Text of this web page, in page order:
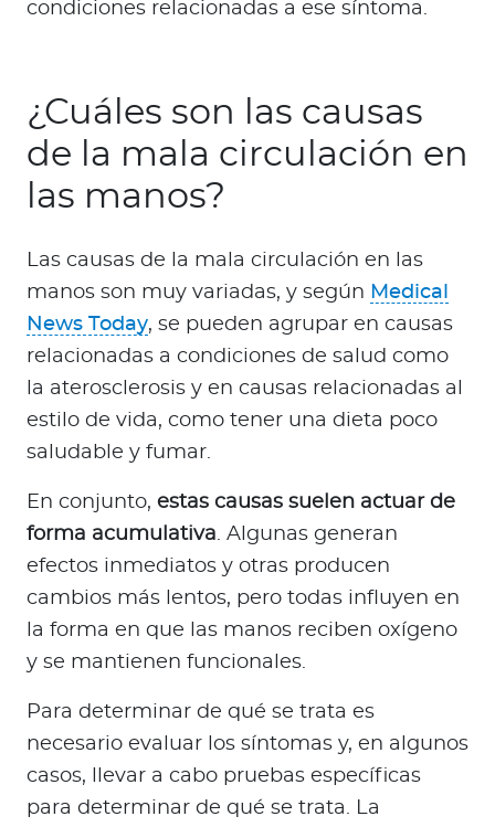
condiciones relacionadas a ese síntoma.
¿Cuáles son las causas
de la mala circulación en
las manos?
Las causas de la mala circulación en las
manos son muy variadas, y según Medical
News Today, se pueden agrupar en causas
relacionadas a condiciones de salud como
la aterosclerosis y en causas relacionadas al
estilo de vida, como tener una dieta poco
saludable y fumar.
En conjunto, estas causas suelen actuar de
forma acumulativa. Algunas generan
efectos inmediatos y otras producen
cambios más lentos, pero todas influyen en
la forma en que las manos reciben oxígeno
y se mantienen funcionales.
Para determinar de qué se trata es
necesario evaluar los síntomas y, en algunos
casos, llevar a cabo pruebas específicas
para determinar de qué se trata. La